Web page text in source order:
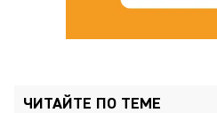
ЧИТАЙТЕ ПО ТЕМЕ